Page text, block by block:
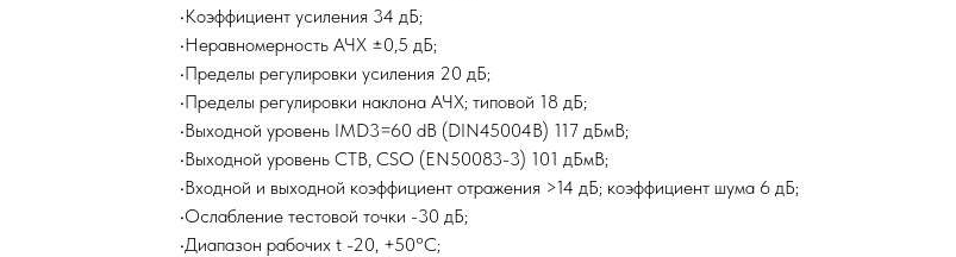
•Коэффициент усиления 34 дБ;
•Неравномерность АЧХ ±0,5 дБ;
•Пределы регулировки усиления 20 дБ;
•Пределы регулировки наклона АЧХ; типовой 18 дБ;
•Выходной уровень IMD3=60 dB (DIN45004B) 117 дБмВ;
•Выходной уровень CTB, CSO (EN50083-3) 101 дБмВ;
•Входной и выходной коэффициент отражения >14 дБ; коэффициент шума 6 дБ;
•Ослабление тестовой точки -30 дБ;
•Диапазон рабочих t -20, +50°C;